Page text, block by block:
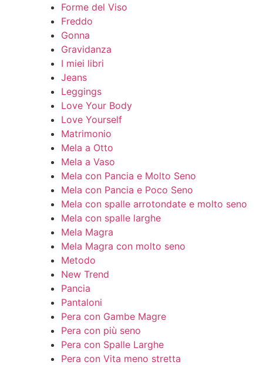
Forme del Viso
Freddo
Gonna
Gravidanza
I miei libri
Jeans
Leggings
Love Your Body
Love Yourself
Matrimonio
Mela a Otto
Mela a Vaso
Mela con Pancia e Molto Seno
Mela con Pancia e Poco Seno
Mela con spalle arrotondate e molto seno
Mela con spalle larghe
Mela Magra
Mela Magra con molto seno
Metodo
New Trend
Pancia
Pantaloni
Pera con Gambe Magre
Pera con più seno
Pera con Spalle Larghe
Pera con Vita meno stretta